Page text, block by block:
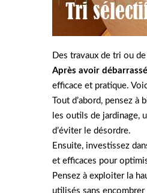
Des travaux de tri ou
Après avoir débarrassé
efficace et pratique.
Tout d’abord, pensez
les outils de jardinage,
d’éviter le désordre.
Ensuite, investissez
et efficaces pour
Pensez à exploiter la
utilisés sans